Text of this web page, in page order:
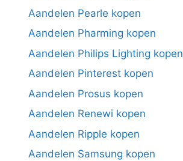
Aandelen Pearle kopen
Aandelen Pharming kopen
Aandelen Philips Lighting kopen
Aandelen Pinterest kopen
Aandelen Prosus kopen
Aandelen Renewi kopen
Aandelen Ripple kopen
Aandelen Samsung kopen